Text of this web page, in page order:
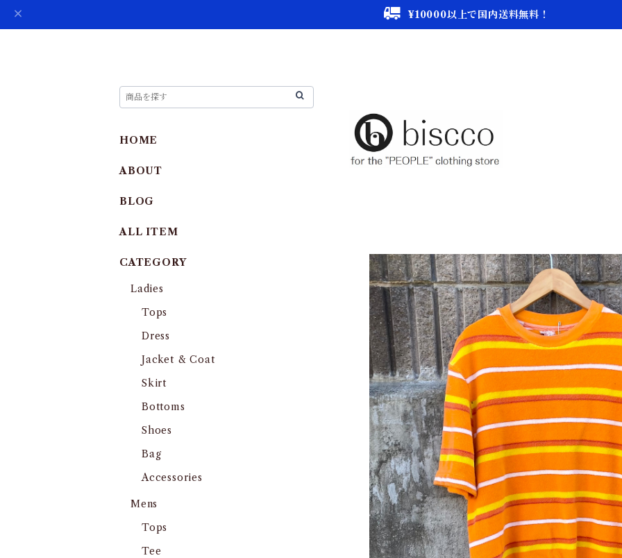
¥10000以上で国内送料無料！
HOME
ABOUT
BLOG
ALL ITEM
CATEGORY
Ladies
Tops
Dress
Jacket & Coat
Skirt
Bottoms
Shoes
Bag
Accessories
Mens
Tops
Tee